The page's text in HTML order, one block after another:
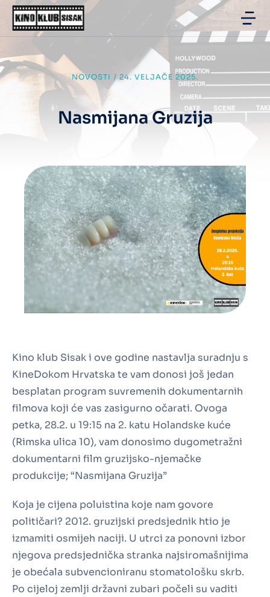
NOVOSTI / 24. VELJAČE 2025.
Nasmijana Gruzija
Kino klub Sisak i ove godine nastavlja suradnju s
KineDokom Hrvatska te vam donosi još jedan
besplatan program suvremenih dokumentarnih
filmova koji će vas zasigurno očarati. Ovoga
petka, 28.2. u 19:15 na 2. katu Holandske kuće
(Rimska ulica 10), vam donosimo dugometražni
dokumentarni film gruzijsko-njemačke
produkcije; “Nasmijana Gruzija”
Koja je cijena poluistina koje nam govore
političari? 2012. gruzijski predsjednik htio je
izmamiti osmijeh naciji. U utrci za ponovni izbor
njegova predsjednička stranka najsiromašnijima
je obećala subvencioniranu stomatološku skrb.
Po cijeloj zemlji državni zubari počeli su vaditi